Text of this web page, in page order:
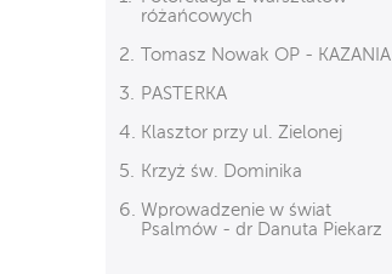
różańcowych
Tomasz Nowak OP - KAZANIA
PASTERKA
Klasztor przy ul. Zielonej
Krzyż św. Dominika
Wprowadzenie w świat
Psalmów - dr Danuta Piekarz